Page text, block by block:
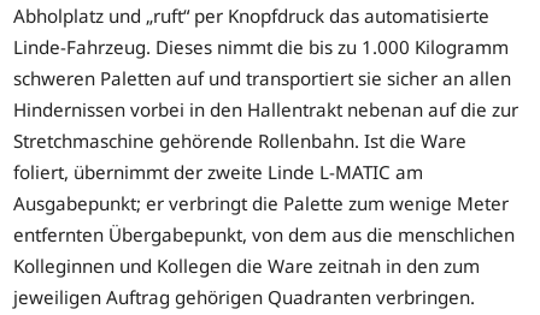
Abholplatz und „ruft“ per Knopfdruck das automatisierte
Linde-Fahrzeug. Dieses nimmt die bis zu 1.000 Kilogramm
schweren Paletten auf und transportiert sie sicher an allen
Hindernissen vorbei in den Hallentrakt nebenan auf die zur
Stretchmaschine gehörende Rollenbahn. Ist die Ware
foliert, übernimmt der zweite Linde L-MATIC am
Ausgabepunkt; er verbringt die Palette zum wenige Meter
entfernten Übergabepunkt, von dem aus die menschlichen
Kolleginnen und Kollegen die Ware zeitnah in den zum
jeweiligen Auftrag gehörigen Quadranten verbringen.